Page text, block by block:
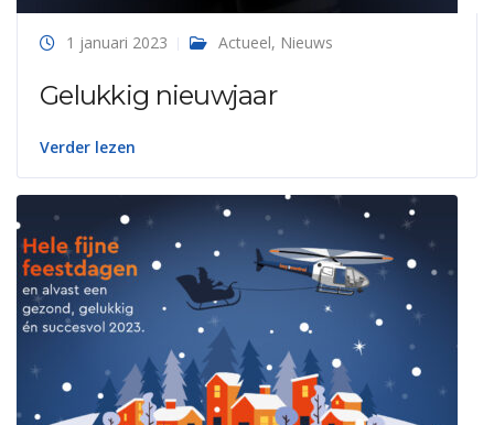
1 januari 2023 Actueel, Nieuws
Gelukkig nieuwjaar
Verder lezen